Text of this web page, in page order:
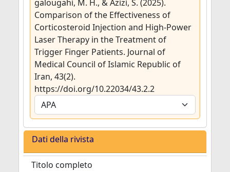
galougahi, M. H., & Azizi, S. (2025).
Comparison of the Effectiveness of
Corticosteroid Injection and High-Power
Laser Therapy in the Treatment of
Trigger Finger Patients. Journal of
Medical Council of Islamic Republic of
Iran, 43(2).
https://doi.org/10.22034/43.2.2
Dati della rivista
Titolo completo